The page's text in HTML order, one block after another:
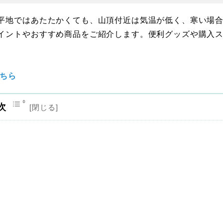
地ではあたたかくても、山頂付近は気温が低く、寒い場
トやおすすめ商品をご紹介します。便利グッズや購入
ら